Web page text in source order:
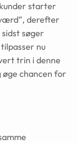
starter
derefter
søger
nu
trin i denne
chancen for